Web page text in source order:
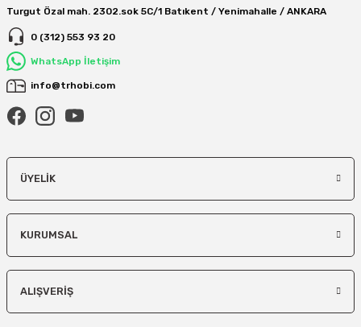
Turgut Özal mah. 2302.sok 5C/1 Batıkent / Yenimahalle / ANKARA
0 (312) 553 93 20
WhatsApp İletişim
info@trhobi.com
ÜYELIK
KURUMSAL
ALIŞVERIŞ